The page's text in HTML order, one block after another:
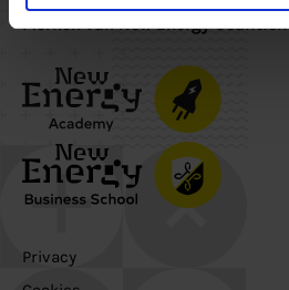
Merken van New Energy Coalition
Privacy